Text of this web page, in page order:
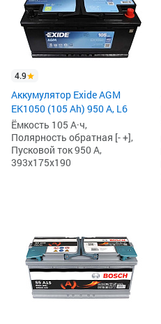
4.9
Аккумулятор Exide AGM
EK1050 (105 Ah) 950 А, L6
Ёмкость 105 А·ч,
Полярность обратная [- +],
Пусковой ток 950 А,
393x175x190